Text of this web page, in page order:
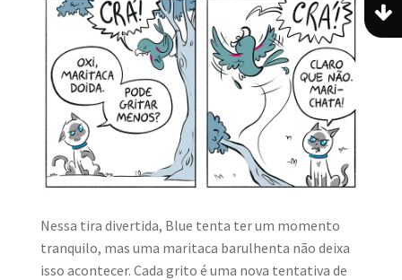
Nessa tira divertida, Blue tenta ter um momento
tranquilo, mas uma maritaca barulhenta não deixa
isso acontecer. Cada grito é uma nova tentativa de